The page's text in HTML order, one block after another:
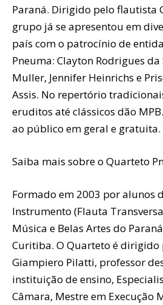
Paraná. Dirigido pelo flautista
grupo já se apresentou em
país com o patrocínio de
Pneuma: Clayton Rodrigues da
Muller, Jennifer Heinrichs e
Assis. No repertório
eruditos até clássicos dão
ao público em geral e gratuita.
Saiba mais sobre o Quarteto
Formado em 2003 por alunos
Instrumento (Flauta
Música e Belas Artes do
Curitiba. O Quarteto é
Giampiero Pilatti, professor
instituição de ensino,
Câmara, Mestre em Execução